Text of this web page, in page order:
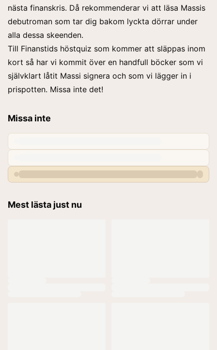
nästa finanskris. Då rekommenderar vi att läsa Massis
debutroman som tar dig bakom lyckta dörrar under
alla dessa skeenden.
Till Finanstids höstquiz som kommer att släppas inom
kort så har vi kommit över en handfull böcker som vi
självklart låtit Massi signera och som vi lägger in i
prispotten. Missa inte det!
Missa inte
Mest lästa just nu